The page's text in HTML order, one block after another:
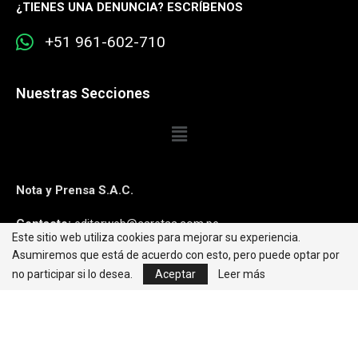
¿TIENES UNA DENUNCIA? ESCRÍBENOS
+51 961-602-710
Nuestras Secciones
Nota y Prensa S.A.C.
Contacto:editorweb@caretas.com.pe
Síguenos:
Este sitio web utiliza cookies para mejorar su experiencia.
Asumiremos que está de acuerdo con esto, pero puede optar por
no participar si lo desea.
Aceptar Leer más